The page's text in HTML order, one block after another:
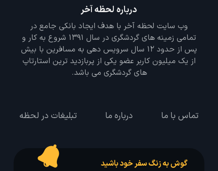
درباره لحظه آخر
وب سایت لحظه آخر با هدف ایجاد بانکی جامع در
تمامی زمینه های گردشگری در سال 1391 شروع به کار و
پس از حدود 12 سال سرویس دهی به مسافرین با بیش
از یک میلیون کاربر عضو یکی از پربازدید ترین استارتاپ
های گردشگری می باشد.
تماس با ما درباره ما تبلیغات در لحظه
گوش به زنگ سفر خود باشید